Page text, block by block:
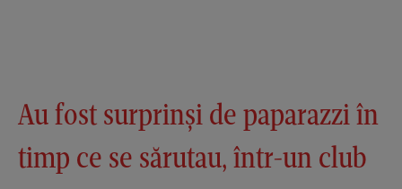
Au fost surprinși de paparazzi în
timp ce se sărutau, într-un club